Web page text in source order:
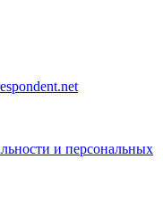
и персональных